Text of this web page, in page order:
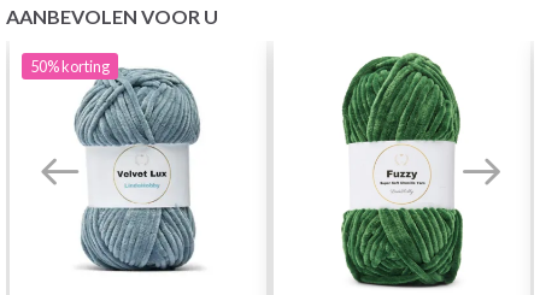
AANBEVOLEN VOOR U
50%korting